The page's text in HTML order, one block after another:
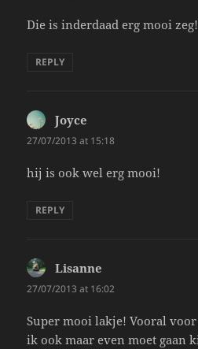
Die is inderdaad erg mooi zeg!
REPLY
Joyce
27/07/2013 at 15:18
hij is ook wel erg mooi!
REPLY
Lisanne
27/07/2013 at 16:02
Super mooi lakje! Vooral
ik ook maar even moet gaan